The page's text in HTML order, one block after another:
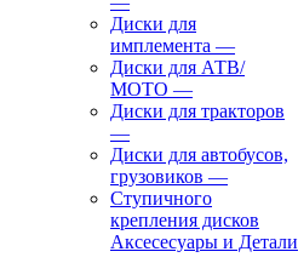
Диски для
имплемента —
Диски для АТВ/
МОТО —
Диски для тракторов
—
Диски для автобусов,
грузовиков —
Ступичного
крепления дисков
Аксесесуары и Детали